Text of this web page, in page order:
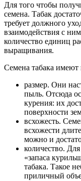
Для того чтобы
семена. Табак
требует должного
взаимодействия с
количество единиц
выращивания.
Семена табака имеют
размер. Они
пыль. Отсюда
курения: их
поверхности
всхожесть.
всхожести
можно и
количество.
«запаса
табака. Такое
приличный